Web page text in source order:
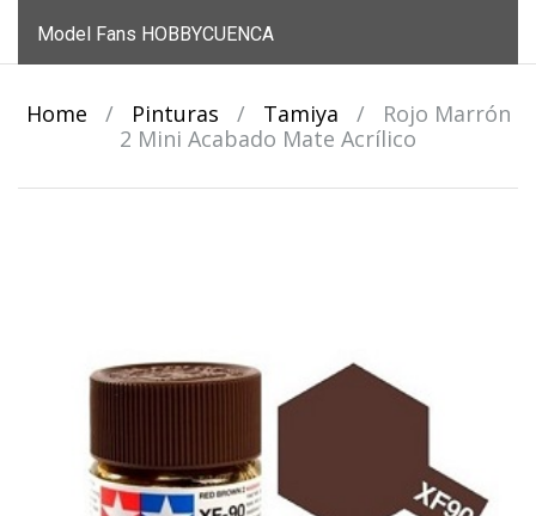
Model Fans HOBBYCUENCA
Home / Pinturas / Tamiya /
Rojo Marrón
2 Mini Acabado Mate Acrílico